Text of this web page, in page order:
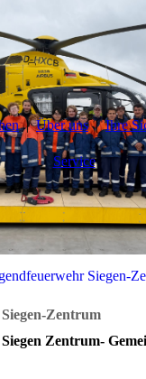
Über uns Ihre
Service
Siegen-
Zentrum
Zentrum-